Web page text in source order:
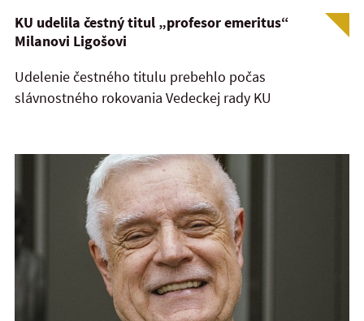
KU udelila čestný titul „profesor emeritus“
Milanovi Ligošovi
Udelenie čestného titulu prebehlo počas
slávnostného rokovania Vedeckej rady KU